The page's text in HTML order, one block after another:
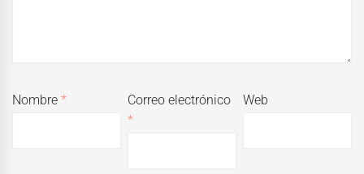
Nombre*
Correo electrónico
*
Web